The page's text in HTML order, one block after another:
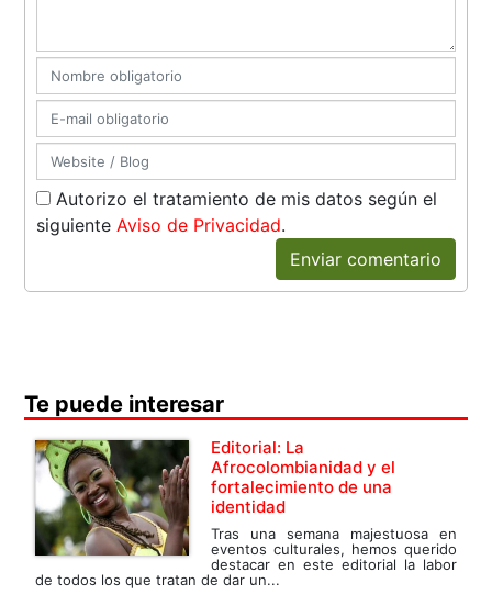
Autorizo el tratamiento de mis datos según el
siguienteAviso de Privacidad.
Enviar comentario
Te puede interesar
Editorial: La
Afrocolombianidad y el
fortalecimiento de una
identidad
Tras una semana majestuosa en
eventos culturales, hemos querido
destacar en este editorial la labor
de todos los que tratan de dar un...